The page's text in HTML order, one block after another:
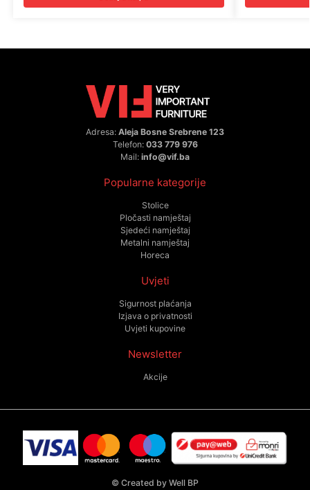
Adresa: Aleja Bosne Srebrene 123
Telefon: 033 779 976
Mail: info@vif.ba
Popularne kategorije
Stolice
Pločasti namještaj
Sjedeći namještaj
Metalni namještaj
Horeca
Uvjeti
Sigurnost plaćanja
Izjava o privatnosti
Uvjeti kupovine
Newsletter
Akcije
© Created by Well BP